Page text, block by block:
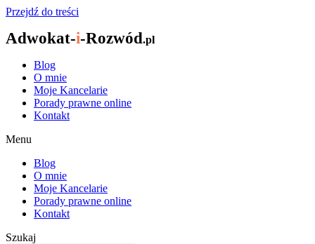
Przejdź do treści
Adwokat-i-Rozwód.pl
Blog
O mnie
Moje Kancelarie
Porady prawne online
Kontakt
Menu
Blog
O mnie
Moje Kancelarie
Porady prawne online
Kontakt
Szukaj